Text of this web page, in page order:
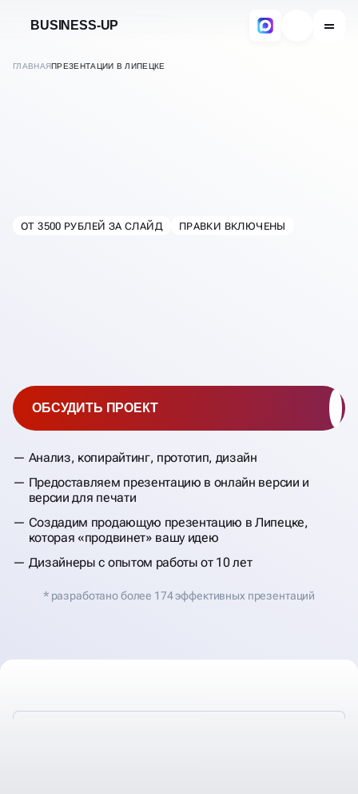
BUSINESS-UP
ГЛАВНАЯПРЕЗЕНТАЦИИ В ЛИПЕЦКЕ
ОТ 3500 РУБЛЕЙ ЗА СЛАЙД ПРАВКИ ВКЛЮЧЕНЫ
Анализ, копирайтинг, прототип, дизайн
Предоставляем презентацию в онлайн версии и
версии для печати
Создадим продающую презентацию в Липецке,
которая «продвинет» вашу идею
Дизайнеры с опытом работы от 10 лет
ОБСУДИТЬ ПРОЕКТ
* разработано более 174 эффективных презентаций